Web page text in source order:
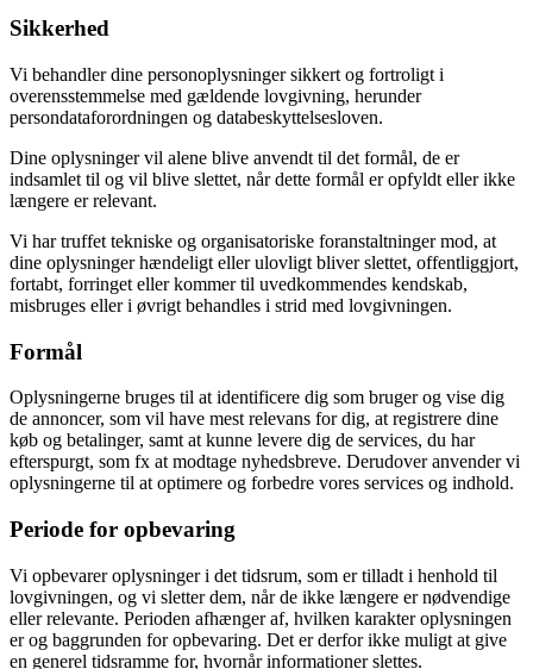
Sikkerhed
Vi behandler dine personoplysninger sikkert og fortroligt i
overensstemmelse med gældende lovgivning, herunder
persondataforordningen og databeskyttelsesloven.
Dine oplysninger vil alene blive anvendt til det formål, de er
indsamlet til og vil blive slettet, når dette formål er opfyldt eller ikke
længere er relevant.
Vi har truffet tekniske og organisatoriske foranstaltninger mod, at
dine oplysninger hændeligt eller ulovligt bliver slettet, offentliggjort,
fortabt, forringet eller kommer til uvedkommendes kendskab,
misbruges eller i øvrigt behandles i strid med lovgivningen.
Formål
Oplysningerne bruges til at identificere dig som bruger og vise dig
de annoncer, som vil have mest relevans for dig, at registrere dine
køb og betalinger, samt at kunne levere dig de services, du har
efterspurgt, som fx at modtage nyhedsbreve. Derudover anvender vi
oplysningerne til at optimere og forbedre vores services og indhold.
Periode for opbevaring
Vi opbevarer oplysninger i det tidsrum, som er tilladt i henhold til
lovgivningen, og vi sletter dem, når de ikke længere er nødvendige
eller relevante. Perioden afhænger af, hvilken karakter oplysningen
er og baggrunden for opbevaring. Det er derfor ikke muligt at give
en generel tidsramme for, hvornår informationer slettes.